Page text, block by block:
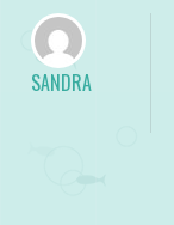
SANDRA